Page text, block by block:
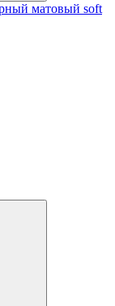
матовый soft